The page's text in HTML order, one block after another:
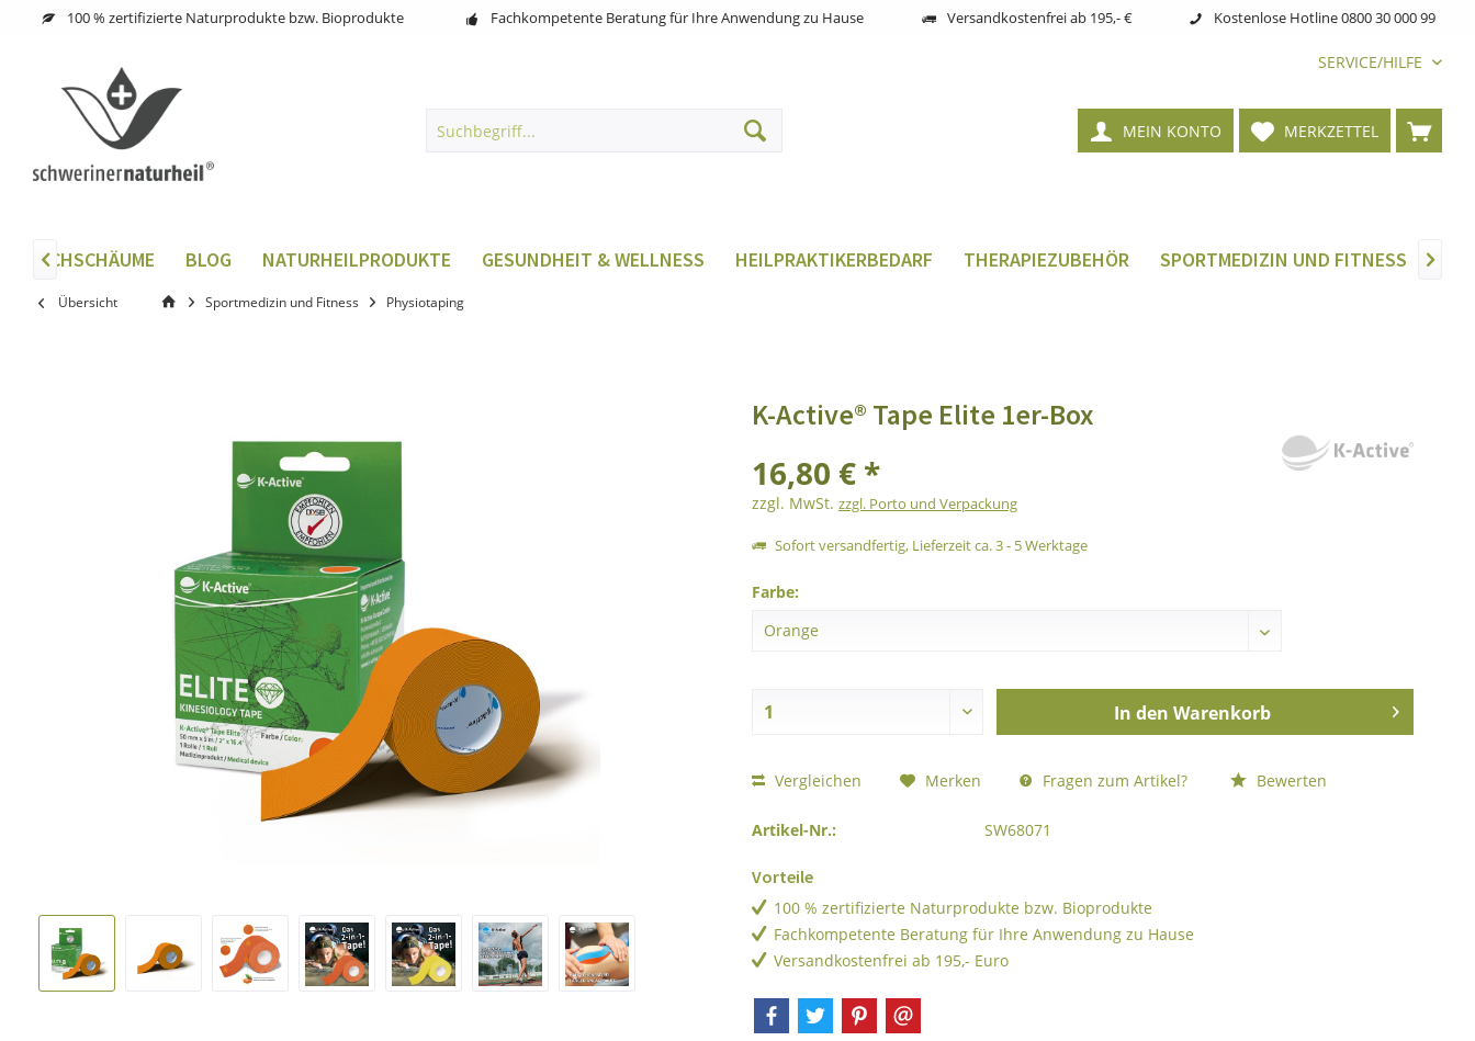
100 % zertifizierte Naturprodukte bzw. Bioprodukte Fachkompetente Beratung für Ihre Anwendung zu Hause Versandkostenfrei ab 195,- € Kostenlose Hotline 0800 30 000 99
SERVICE/HILFE
MERKZETTEL
MEIN KONTO
DUSCHSCHÄUME BLOG NATURHEILPRODUKTE GESUNDHEIT & WELLNESS HEILPRAKTIKERBEDARF THERAPIEZUBEHÖR SPORTMEDIZIN UND FITNESS
 
Übersicht Sportmedizin und Fitness Physiotaping
K-Active® Tape Elite 1er-Box
16,80 € *
zzgl. MwSt. zzgl. Porto und Verpackung
Sofort versandfertig, Lieferzeit ca. 3 - 5 Werktage
Farbe:
In den Warenkorb
Vergleichen Merken Fragen zum Artikel? Bewerten
Artikel-Nr.: SW68071
Vorteile
100 % zertifizierte Naturprodukte bzw. Bioprodukte
Fachkompetente Beratung für Ihre Anwendung zu Hause
Versandkostenfrei ab 195,- Euro